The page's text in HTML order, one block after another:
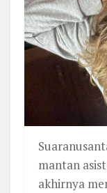
mantan
akhirnya